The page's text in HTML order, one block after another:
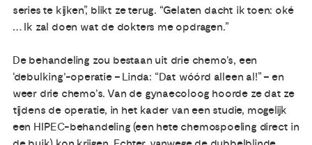
series te kijken”, blikt ze terug. “Gelaten dacht ik toen: oké
… Ik zal doen wat de dokters me opdragen.”
De behandeling zou bestaan uit drie chemo’s, een
‘debulking’-operatie – Linda: “Dat wóórd alleen al!” – en
weer drie chemo’s. Van de gynaecoloog hoorde ze dat ze
tijdens de operatie, in het kader van een studie, mogelijk
een HIPEC-behandeling (een hete chemospoeling direct in